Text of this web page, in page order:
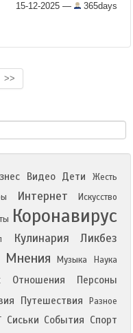
15-12-2025 — 365days
>>
Видео Дети
Жесть
Интернет Искусство
Коронавирус
Кулинария Ликбез
Мнения Музыка Наука
Отношения Персоны
Путешествия
Разное
Сиськи События Спорт